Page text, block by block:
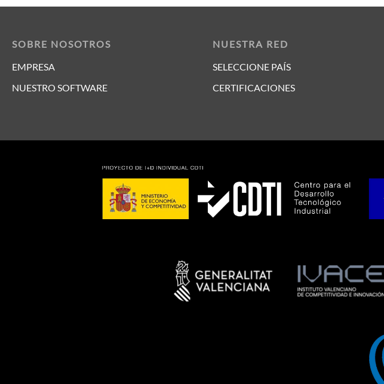
SOBRE NOSOTROS
EMPRESA
NUESTRO SOFTWARE
NUESTRA RED
SELECCIONE PAÍS
CERTIFICACIONES